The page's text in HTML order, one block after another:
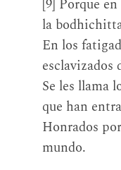
[9] Porque
la
En los
esclavizados
Se les llama
que han
Honrados
mundo.